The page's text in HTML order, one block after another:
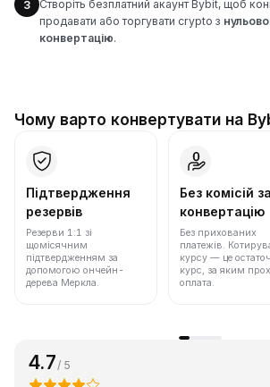
3
Створіть безплатний акаунт Bybit, щоб
продавати або торгувати crypto з
конвертацію.
Чому варто конвертувати на
Підтвердження
резервів
Резерви 1:1 зі
щомісячним
підтвердженням за
допомогою ончейн-
дерева Меркла.
Без комісій за
конвертацію
Без прихованих
платежів.
курсу — це
курс, за яким
оплата.
4.7 / 5